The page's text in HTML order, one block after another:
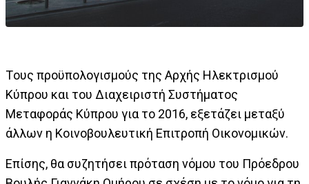
Tους προϋπολογισμούς της Αρχής Ηλεκτρισμού
Κύπρου και του Διαχειριστή Συστήματος
Μεταφοράς Κύπρου για το 2016, εξετάζει μεταξύ
άλλων η Κοινοβουλευτική Επιτροπή Οικονομικών.
Επίσης, θα συζητήσει πρόταση νόμου του Πρόεδρου